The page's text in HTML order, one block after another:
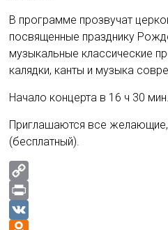
В программе прозвучат
посвященные празднику
музыкальные классические
калядки, канты и музыка
Начало концерта в 16 ч 30 мин.
Приглашаются все
(бесплатный).
C
o
P